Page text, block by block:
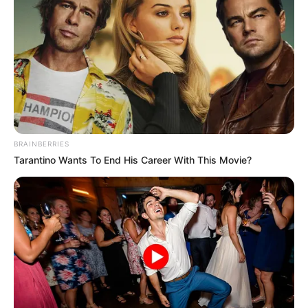
Ia juga merupakan seorang duta SHBC (Satu Hati Cerdaskan
Bangsa) Pocari Sweat. Acara yang diselenggarakan oleh PT.
Amerta Indah Otsuka adalah CSR untuk membantu pendidikan
di daerah Indonesia.
Dalam program CSR Pocari Sweat, ia menyanyikan lagu yang
berjudulSatu Hati. Ia juga memiliki fans club yng cukup besar
bernama Sherina Fans Club atau Sheraiser.
Ditahun 2000, memulai karirnya sebagai pemain film dengan
bergabung dalam film yang berjudulPetualangan Sherina
menjadi pemeran utama dalam film tersebut, namun ia
memutuskan untuk vakum dari dunia film untuk sementara.
Ditahun 2018, kembali ke dunia film dengan membintangi film
yangberjudulWiro Sableng 212. Ia beradu akting dengan
Vino
G BastiandanMarsha Timothy.
Aktif menjadi pengguna Twitter, ia pernah viral dengan dirinya
yang mengtweet tentang persetujuan dirinya mengenai
BRAINBERRIES
Tarantino Wants To End His Career With This Movie?